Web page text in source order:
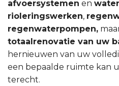
afvoersystemen en
rioleringswerken,
regenwaterpompen,
totaalrenovatie van uw
hernieuwen van uw
een bepaalde ruimte kan
terecht.